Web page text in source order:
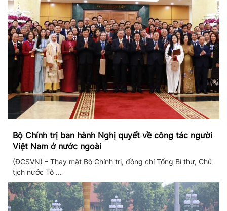
Bộ Chính trị ban hành Nghị quyết về công tác người
Việt Nam ở nước ngoài
(ĐCSVN) – Thay mặt Bộ Chính trị, đồng chí Tổng Bí thư, Chủ
tịch nước Tô ...